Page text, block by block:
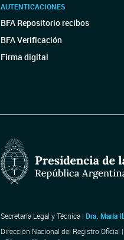
AUTENTICACIONES
BFA Repositorio recibos
BFA Verificación
Firma digital
Secretaría Legal y Técnica | Dra. María
Dirección Nacional del Registro Oficial |